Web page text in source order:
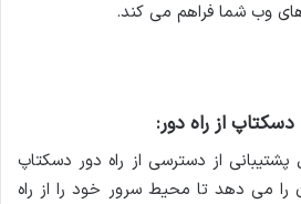
های وب شما فراهم می کند.
از راه دور:
از دسترسی از راه دور دسکتاپ
می دهد تا محیط سرور خود را از راه